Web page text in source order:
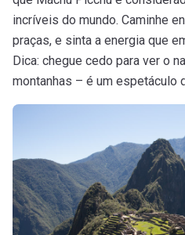
incríveis do mundo. Caminhe
praças, e sinta a energia que
Dica: chegue cedo para ver o
montanhas – é um espetáculo